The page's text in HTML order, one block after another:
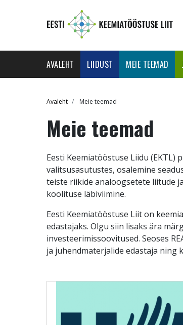
Main
navigation
AVALEHT LIIDUST MEIE TEEMAD
Breadcrumb
Avaleht Meie teemad
Meie teemad
Eesti Keemiatööstuse Liidu (EKTL)
valitsusasutustes, osalemine
teiste riikide analoogsetete liitude
koolituse läbiviimine.
Eesti Keemiatööstuse Liit on
edastajaks. Olgu siin lisaks ära
investeerimissoovitused. Seoses
ja juhendmaterjalide edastaja